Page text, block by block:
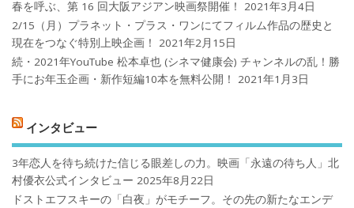
春を呼ぶ、第 16 回大阪アジアン映画祭開催！
2021年3月4日
2/15（月）プラネット・プラス・ワンにてフィルム作品の歴史と
現在をつなぐ特別上映企画！
2021年2月15日
続・2021年YouTube 松本卓也 (シネマ健康会) チャンネルの乱！勝
手にお年玉企画・新作短編10本を無料公開！
2021年1月3日
インタビュー
3年恋人を待ち続けた信じる眼差しの力。映画「永遠の待ち人」北
村優衣公式インタビュー 2025年8月22日
ドストエフスキーの「白夜」がモチーフ。その先の新たなエンデ